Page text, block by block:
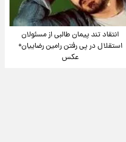
انتقاد تند پیمان طالبی از مسئولان
استقلال در پی رفتن رامین رضاییان+
عکس